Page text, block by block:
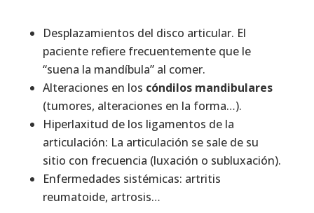
Desplazamientos del disco articular. El
paciente refiere frecuentemente que le
“suena la mandíbula” al comer.
Alteraciones en los cóndilos mandibulares
(tumores, alteraciones en la forma…).
Hiperlaxitud de los ligamentos de la
articulación: La articulación se sale de su
sitio con frecuencia (luxación o subluxación).
Enfermedades sistémicas: artritis
reumatoide, artrosis…